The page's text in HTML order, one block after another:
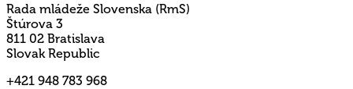
Rada mládeže Slovenska (RmS)
Štúrova 3
811 02 Bratislava
Slovak Republic
+421 948 783 968